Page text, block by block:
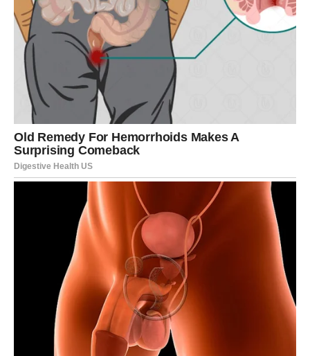
Srce joj je stalo. Osećala je kao da je vreme zastalo, a svaka
slika koju je ponekad zamišljala o svom životu – ljubavi,
porodici, sigurnosti –raspala se pred njenim očima
Dok je stajala par metara od njih, Snežana je osećala kako
krv iz njenog lica odlazi, a stomak joj se skupljao u
čudnu, mučnu kvrgu. Taj trenutak otkrio je sve ono što je
prethodnih meseci pokušavala da ne vidi – sve što je